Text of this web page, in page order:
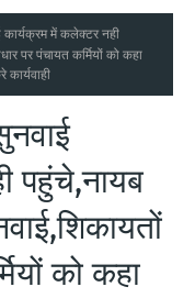
में कलेक्टर नही
पर पंचायत कर्मियों को कहा
पहुंचे,नायब
को कहा